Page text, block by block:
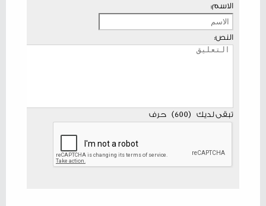
الاسم:
النص:
تبقى لديك (
600
) حرف